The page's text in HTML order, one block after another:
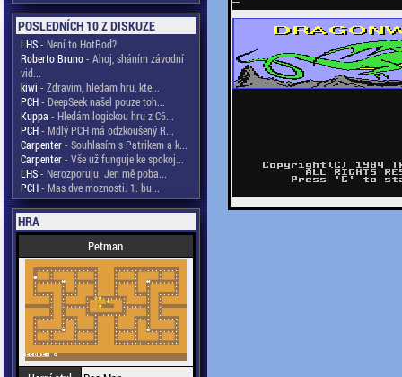
POSLEDNÍCH 10 Z DISKUZE
LHS- Není to HotRod?
Roberto Bruno- Ahoj, sháním závodní
vid...
kiwi - Zdravim, hledam hru, kte...
PCH- DeepSeek našel pouze toh...
Kuppa - Hledám logickou hru z C6...
PCH- Mdlý PCH má odzkoušený R...
Carpenter- Souhlasím s Patrikem a k...
Carpenter- Vše už funguje ke spokoj...
LHS- Nerozporuju. Jen mě poba...
PCH- Mas dve moznosti. 1. bu...
HRA
Petman